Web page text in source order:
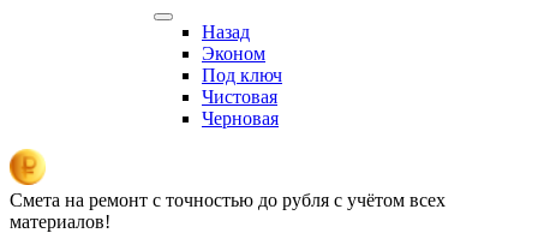
Назад
Эконом
Под ключ
Чистовая
Черновая
Смета на ремонт с точностью до рубля с учётом всех
материалов!